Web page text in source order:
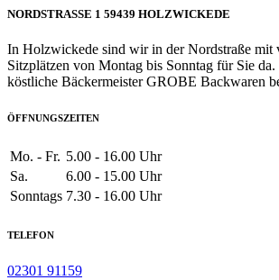
NORDSTRASSE 1 59439 HOLZWICKEDE
In Holzwickede sind wir in der Nordstraße mit
Sitzplätzen von Montag bis Sonntag für Sie da.
köstliche Bäckermeister GROBE Backwaren
ÖFFNUNGSZEITEN
Mo. - Fr. 5.00 - 16.00 Uhr
Sa.
6.00 - 15.00 Uhr
Sonntags 7.30 - 16.00 Uhr
TELEFON
02301 91159